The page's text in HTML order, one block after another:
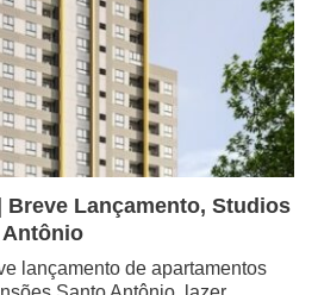
Breve Lançamento, Studios
Antônio
lançamento de apartamentos